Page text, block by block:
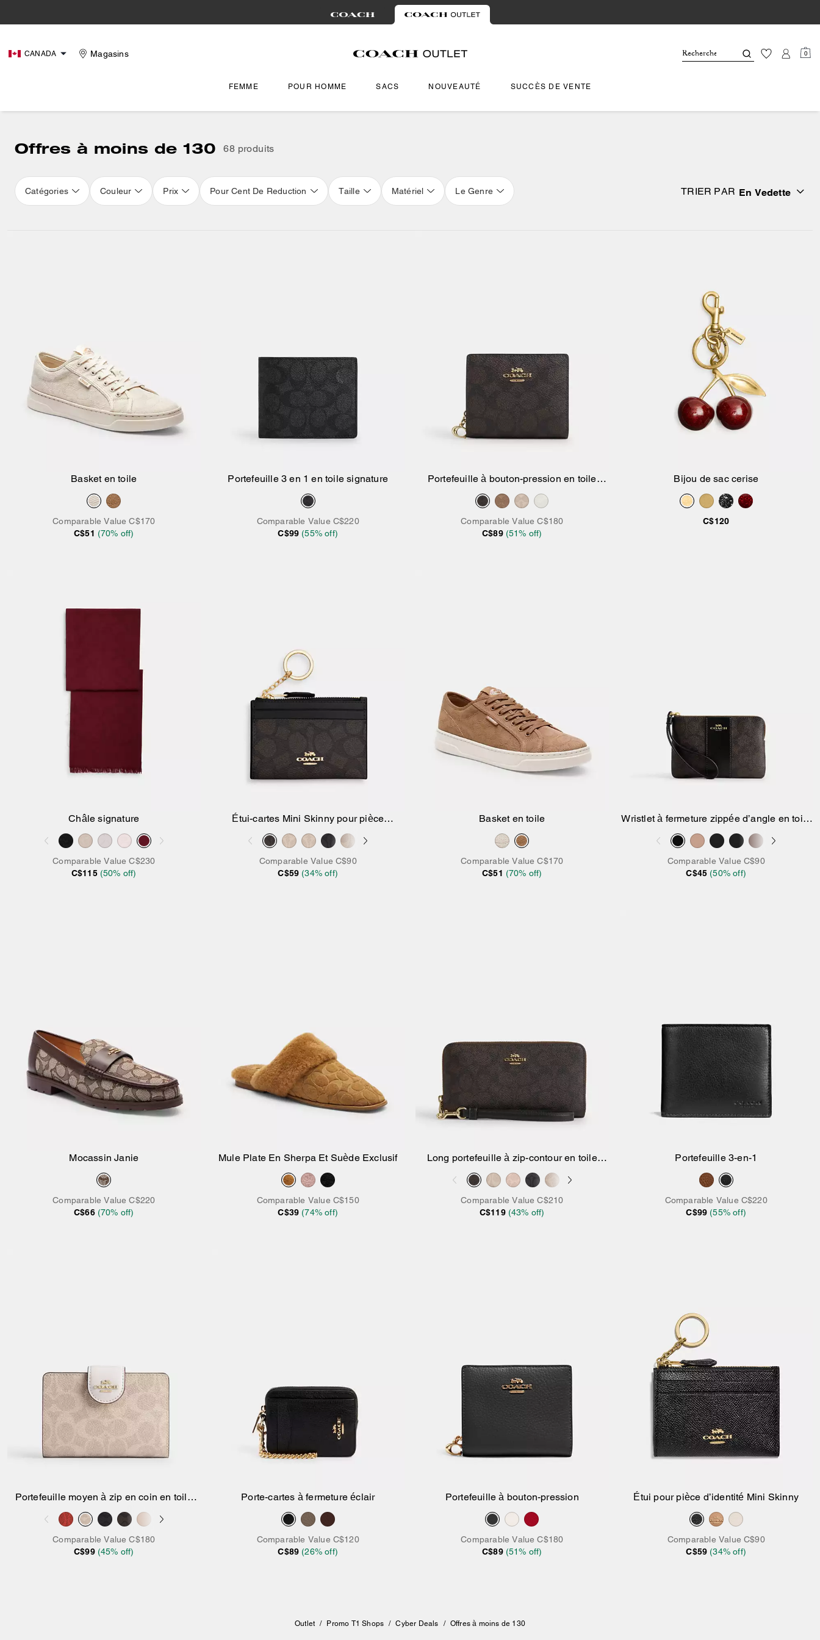
CANADA Magasins 0
FEMME POUR HOMME SACS NOUVEAUTÉ SUCCÈS DE VENTE
Offres à moins de 130 68 produits
Catégories Couleur Prix Pour Cent De Reduction Taille Matériel Le Genre TRIER PAR En Vedette
Basket en toile
Comparable Value C$170
C$51 (70% off)
Portefeuille 3 en 1 en toile signature
Comparable Value C$220
C$99 (55% off)
Portefeuille à bouton-pression en toile
exclusive
Comparable Value C$180
C$89 (51% off)
Bijou de sac cerise
C$120
Châle signature
Comparable Value C$230
C$115 (50% off)
Étui-cartes Mini Skinny pour pièce
d’identité en toile Signature
Comparable Value C$90
C$59 (34% off)
Basket en toile
Comparable Value C$170
C$51 (70% off)
Wristlet à fermeture zippée d’angle en toile
exclusive
Comparable Value C$90
C$45 (50% off)
Mocassin Janie
Comparable Value C$220
C$66 (70% off)
Mule Plate En Sherpa Et Suède Exclusif
Comparable Value C$150
C$39 (74% off)
Long portefeuille à zip-contour en toile
Signature
Comparable Value C$210
C$119 (43% off)
Portefeuille 3-en-1
Comparable Value C$220
C$99 (55% off)
Portefeuille moyen à zip en coin en toile
signature
Comparable Value C$180
C$99 (45% off)
Porte-cartes à fermeture éclair
Comparable Value C$120
C$89 (26% off)
Portefeuille à bouton-pression
Comparable Value C$180
C$89 (51% off)
Étui pour pièce d’identité Mini Skinny
Comparable Value C$90
C$59 (34% off)
Outlet / Promo T1 Shops / Cyber Deals / Offres à moins de 130